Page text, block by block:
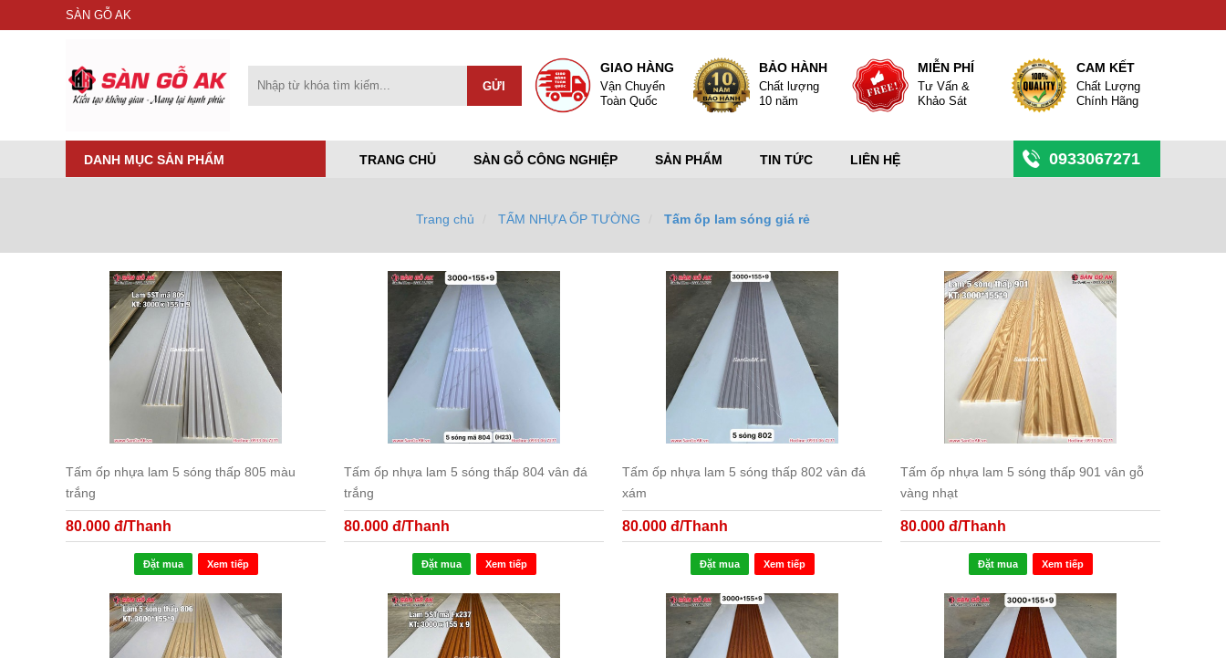
SÀN GỖ AK
GIAO HÀNG
Vận Chuyển
Toàn Quốc
BẢO HÀNH
Chất lượng
10 năm
MIỄN PHÍ
Tư Vấn &
Khảo Sát
CAM KẾT
Chất Lượng
Chính Hãng
DANH MỤC SẢN PHẨM TRANG CHỦ SÀN GỖ CÔNG NGHIỆP SẢN PHẨM TIN TỨC LIÊN HỆ 0933067271
Trang chủ TẤM NHỰA ỐP TƯỜNG Tấm ốp lam sóng giá rẻ
Tấm ốp nhựa lam 5 sóng thấp 805 màu
trắng
80.000 đ/Thanh
Đặt mua Xem tiếp
Tấm ốp nhựa lam 5 sóng thấp 804 vân đá
trắng
80.000 đ/Thanh
Đặt mua Xem tiếp
Tấm ốp nhựa lam 5 sóng thấp 802 vân đá
xám
80.000 đ/Thanh
Đặt mua Xem tiếp
Tấm ốp nhựa lam 5 sóng thấp 901 vân gỗ
vàng nhạt
80.000 đ/Thanh
Đặt mua Xem tiếp